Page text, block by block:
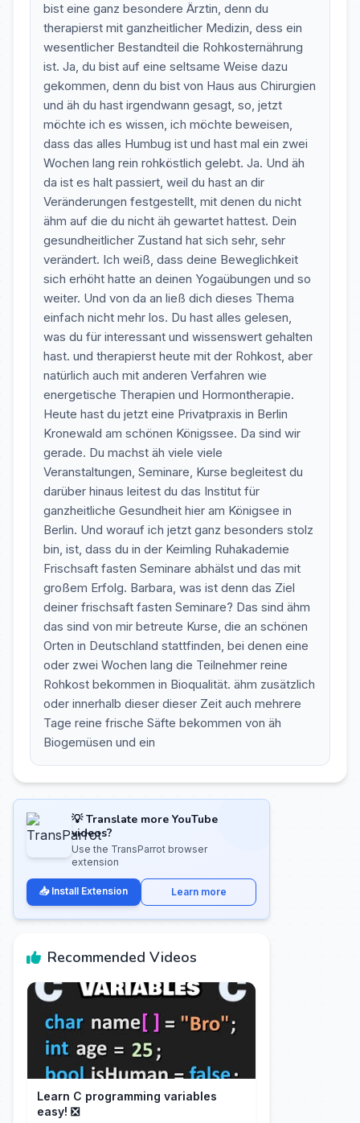
bist eine ganz besondere Ärztin, denn du
therapierst mit ganzheitlicher Medizin, dess ein
wesentlicher Bestandteil die Rohkosternährung
ist. Ja, du bist auf eine seltsame Weise dazu
gekommen, denn du bist von Haus aus Chirurgien
und äh du hast irgendwann gesagt, so, jetzt
möchte ich es wissen, ich möchte beweisen,
dass das alles Humbug ist und hast mal ein zwei
Wochen lang rein rohköstlich gelebt. Ja. Und äh
da ist es halt passiert, weil du hast an dir
Veränderungen festgestellt, mit denen du nicht
ähm auf die du nicht äh gewartet hattest. Dein
gesundheitlicher Zustand hat sich sehr, sehr
verändert. Ich weiß, dass deine Beweglichkeit
sich erhöht hatte an deinen Yogaübungen und so
weiter. Und von da an ließ dich dieses Thema
einfach nicht mehr los. Du hast alles gelesen,
was du für interessant und wissenswert gehalten
hast. und therapierst heute mit der Rohkost, aber
natürlich auch mit anderen Verfahren wie
energetische Therapien und Hormontherapie.
Heute hast du jetzt eine Privatpraxis in Berlin
Kronewald am schönen Königssee. Da sind wir
gerade. Du machst äh viele viele
Veranstaltungen, Seminare, Kurse begleitest du
darüber hinaus leitest du das Institut für
ganzheitliche Gesundheit hier am Königsee in
Berlin. Und worauf ich jetzt ganz besonders stolz
bin, ist, dass du in der Keimling Ruhakademie
Frischsaft fasten Seminare abhälst und das mit
großem Erfolg. Barbara, was ist denn das Ziel
deiner frischsaft fasten Seminare? Das sind ähm
das sind von mir betreute Kurse, die an schönen
Orten in Deutschland stattfinden, bei denen eine
oder zwei Wochen lang die Teilnehmer reine
Rohkost bekommen in Bioqualität. ähm zusätzlich
oder innerhalb dieser dieser Zeit auch mehrere
Tage reine frische Säfte bekommen von äh
Biogemüsen und ein
💡 Translate more YouTube
videos?
Use the TransParrot browser
extension
📥 Install Extension Learn more
Recommended Videos
Learn C programming variables
easy! ❎